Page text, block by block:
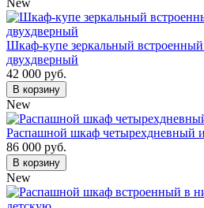
Шкаф-купе зеркальный
двухдверный
42 000 руб.
В корзину
New
Распашной шкаф четырехдневный
86 000 руб.
В корзину
New